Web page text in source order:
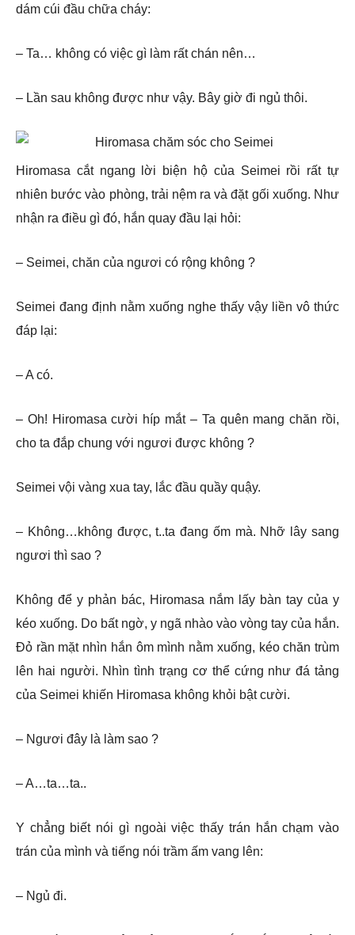
dám cúi đầu chữa cháy:
– Ta… không có việc gì làm rất chán nên…
– Lần sau không được như vậy. Bây giờ đi ngủ thôi.
Hiromasa cắt ngang lời biện hộ của Seimei rồi rất tự
nhiên bước vào phòng, trải nệm ra và đặt gối xuống. Như
nhận ra điều gì đó, hắn quay đầu lại hỏi:
– Seimei, chăn của ngươi có rộng không ?
Seimei đang định nằm xuống nghe thấy vậy liền vô thức
đáp lại:
– A có.
– Oh! Hiromasa cười híp mắt – Ta quên mang chăn rồi,
cho ta đắp chung với ngươi được không ?
Seimei vội vàng xua tay, lắc đầu quầy quậy.
– Không…không được, t..ta đang ốm mà. Nhỡ lây sang
ngươi thì sao ?
Không để y phản bác, Hiromasa nắm lấy bàn tay của y
kéo xuống. Do bất ngờ, y ngã nhào vào vòng tay của hắn.
Đỏ rần mặt nhìn hắn ôm mình nằm xuống, kéo chăn trùm
lên hai người. Nhìn tình trạng cơ thể cứng như đá tảng
của Seimei khiến Hiromasa không khỏi bật cười.
– Ngươi đây là làm sao ?
– A…ta…ta..
Y chẳng biết nói gì ngoài việc thấy trán hắn chạm vào
trán của mình và tiếng nói trầm ấm vang lên:
– Ngủ đi.